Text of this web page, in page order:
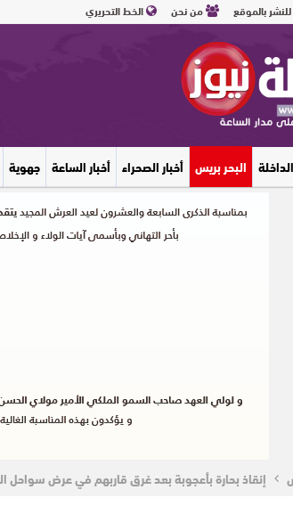
للنشر بالموقع من نحن الخط التحريري
البحر بريس أخبار الصحراء أخبار الساعة جهوية
إنقاذ بحارة بأعجوبة بعد غرق قاربهم في عرض سواحل